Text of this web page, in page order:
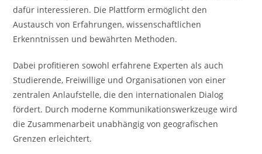
dafür interessieren. Die Plattform ermöglicht den
Austausch von Erfahrungen, wissenschaftlichen
Erkenntnissen und bewährten Methoden.
Dabei profitieren sowohl erfahrene Experten als auch
Studierende, Freiwillige und Organisationen von einer
zentralen Anlaufstelle, die den internationalen Dialog
fördert. Durch moderne Kommunikationswerkzeuge wird
die Zusammenarbeit unabhängig von geografischen
Grenzen erleichtert.